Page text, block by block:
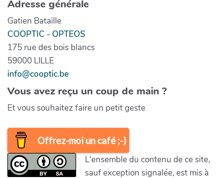
Adresse générale
Gatien Bataille
COOPTIC - OPTEOS
175 rue des bois blancs
59000 LILLE
info@cooptic.be
Vous avez reçu un coup de main ?
Et vous souhaitez faire un petit geste
Offrez-moi un café ;-)
L'ensemble du contenu de ce site,
sauf exception signalée, est mis à